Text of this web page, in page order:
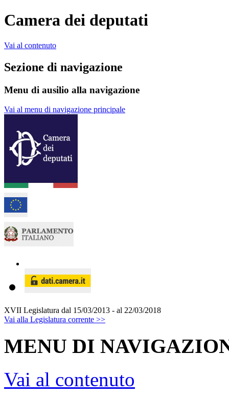
Camera dei deputati
Vai al contenuto
Sezione di navigazione
Menu di ausilio alla navigazione
Vai al menu di navigazione principale
XVII Legislatura dal 15/03/2013 - al 22/03/2018
Vai alla Legislatura corrente >>
MENU DI
Vai al contenuto